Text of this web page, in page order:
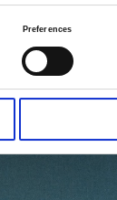
Preferences